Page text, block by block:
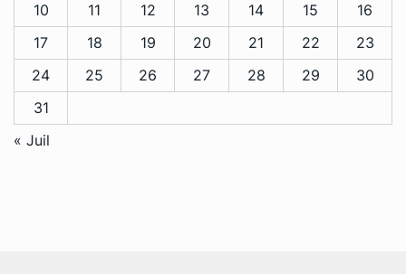
10
11 12 13 14 15
16
17
18 19 20 21 22
23
24
25 26 27 28 29
30
31
« Juil